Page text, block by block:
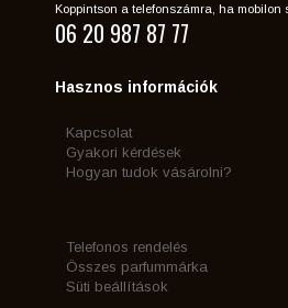
Koppintson a telefonszámra, ha mobilon
06 20 987 87 77
Hasznos információk
Kapcsolat
Gyakori kérdések
Hogyan tudok vásárolni?
Telefonos rendelés
Összes parfummárka
Süti beállítások